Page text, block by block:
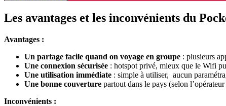
Les avantages et les inconvénients du
Avantages :
Un partage facile quand on voyage en groupe : plusieurs
Une connexion sécurisée : hotspot privé, mieux que le Wifi
Une utilisation immédiate : simple à utiliser, aucun
Une bonne couverture partout dans le pays (selon
Inconvénients :